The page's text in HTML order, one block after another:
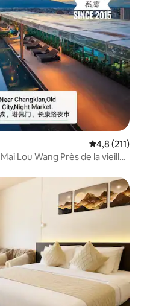
Note
4,8 (211)
Lou Wang Près de la vieille